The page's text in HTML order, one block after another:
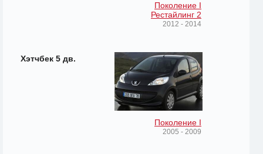
Поколение I
Рестайлинг 2
2012 - 2014
Хэтчбек 5 дв.
Поколение I
2005 - 2009